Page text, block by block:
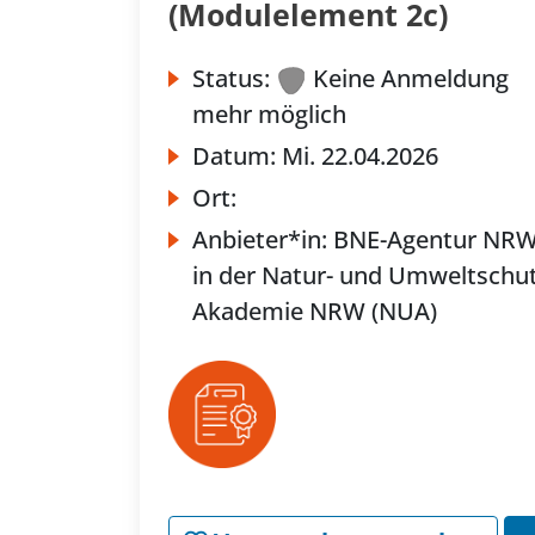
(Modulelement 2c)
Status:
Keine Anmeldung
mehr möglich
Datum: Mi. 22.04.2026
Ort:
Anbieter*in: BNE-Agentur
in der Natur- und
Akademie NRW (NUA)